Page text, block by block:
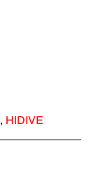
, HIDIVE